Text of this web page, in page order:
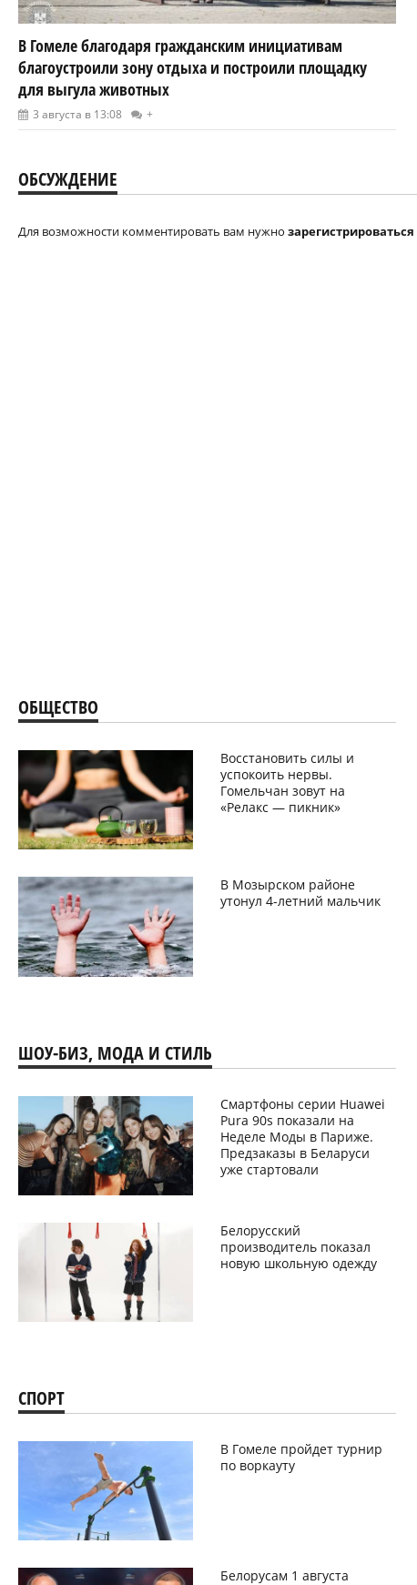
В Гомеле благодаря гражданским инициативам
благоустроили зону отдыха и построили площадку
для выгула животных
3 августа в 13:08 +
ОБСУЖДЕНИЕ
Для возможности комментировать вам нужно зарегистрироваться
ОБЩЕСТВО
Восстановить силы и
успокоить нервы.
Гомельчан зовут на
«Релакс — пикник»
В Мозырском районе
утонул 4-летний мальчик
ШОУ-БИЗ, МОДА И СТИЛЬ
Смартфоны серии Huawei
Pura 90s показали на
Неделе Моды в Париже.
Предзаказы в Беларуси
уже стартовали
Белорусский
производитель показал
новую школьную одежду
СПОРТ
В Гомеле пройдет турнир
по воркауту
Белорусам 1 августа